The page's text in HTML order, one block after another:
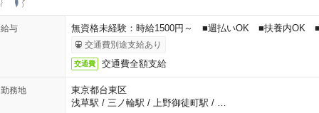
給与 無資格未経験：時給1500円～ ■週払いOK ■扶養内OK ■
交通費別途支給あり
交通費 交通費全額支給
勤務地
東京都台東区
浅草駅 / 三ノ輪駅 / 上野御徒町駅 /